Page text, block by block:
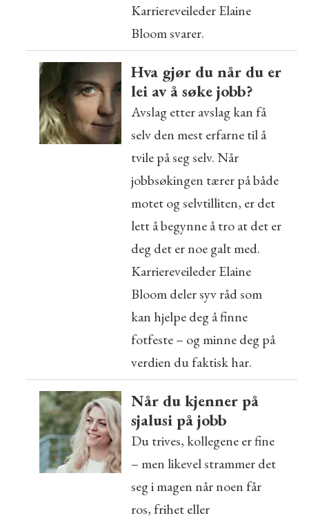
Karriereveileder Elaine
Bloom svarer.
Hva gjør du når du er
lei av å søke jobb?
Avslag etter avslag kan få
selv den mest erfarne til å
tvile på seg selv. Når
jobbsøkingen tærer på både
motet og selvtilliten, er det
lett å begynne å tro at det er
deg det er noe galt med.
Karriereveileder Elaine
Bloom deler syv råd som
kan hjelpe deg å finne
fotfeste – og minne deg på
verdien du faktisk har.
Når du kjenner på
sjalusi på jobb
Du trives, kollegene er fine
– men likevel strammer det
seg i magen når noen får
ros, frihet eller